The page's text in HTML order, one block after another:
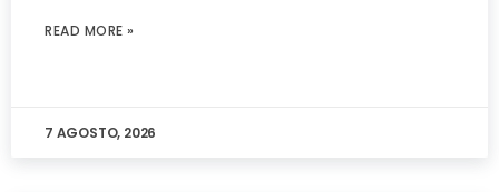
READ MORE »
7 AGOSTO, 2026